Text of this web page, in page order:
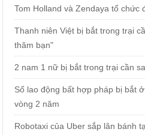
Tom Holland và Zendaya tổ chức
Thanh niên Việt bị bắt trong trại
thăm bạn"
2 nam 1 nữ bị bắt trong trại cần
Số lao động bất hợp pháp bị bắt
vòng 2 năm
Robotaxi của Uber sắp lăn bánh